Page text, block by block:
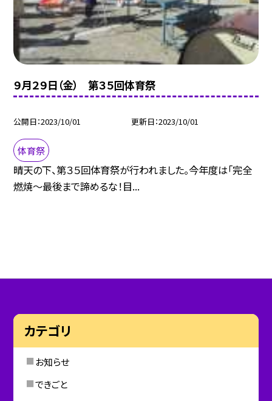
９月２９日（金） 第３５回体育祭
公開日 2023/10/01 更新日 2023/10/01
体育祭
晴天の下、第３５回体育祭が行われました。今年度は「完全
燃焼〜最後まで諦めるな！目...
カテゴリ
お知らせ
できごと